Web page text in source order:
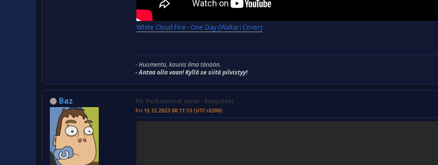
White Cloud Fire - One Day (Waltari Cover)
- Huomenta, kaunis ilma tänään.
- Antaa olla vaan! Kyllä se siitä pilvistyy!
Baz Re: Parhaimmat cover - kappaleet
Fri 15.12.2023 08:11:13 (UTC+0200)